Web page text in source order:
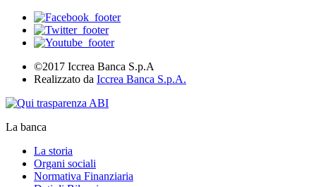
©2017 Iccrea Banca S.p.A
Realizzato da Iccrea Banca S.p.A.
La banca
La storia
Organi sociali
Normativa Finanziaria